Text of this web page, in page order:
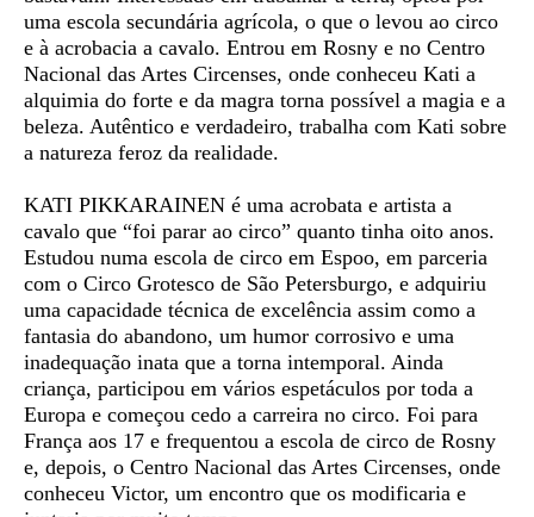
uma escola secundária agrícola, o que o levou ao circo
e à acrobacia a cavalo. Entrou em Rosny e no Centro
Nacional das Artes Circenses, onde conheceu Kati a
alquimia do forte e da magra torna possível a magia e a
beleza. Autêntico e verdadeiro, trabalha com Kati sobre
a natureza feroz da realidade.
KATI PIKKARAINEN é uma acrobata e artista a
cavalo que “foi parar ao circo” quanto tinha oito anos.
Estudou numa escola de circo em Espoo, em parceria
com o Circo Grotesco de São Petersburgo, e adquiriu
uma capacidade técnica de excelência assim como a
fantasia do abandono, um humor corrosivo e uma
inadequação inata que a torna intemporal. Ainda
criança, participou em vários espetáculos por toda a
Europa e começou cedo a carreira no circo. Foi para
França aos 17 e frequentou a escola de circo de Rosny
e, depois, o Centro Nacional das Artes Circenses, onde
conheceu Victor, um encontro que os modificaria e